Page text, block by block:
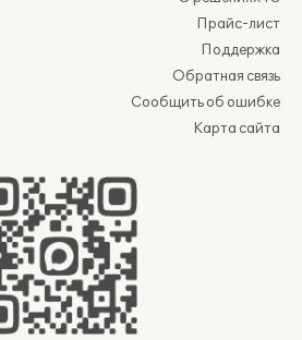
Прайс-лист
Поддержка
Обратная связь
Сообщить об ошибке
Карта сайта